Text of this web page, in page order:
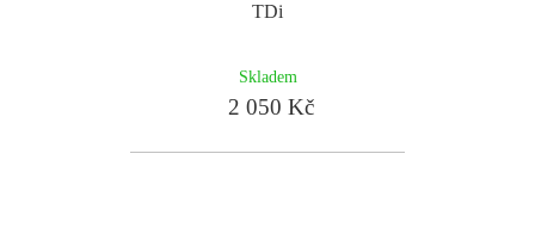
TDi
Skladem
2 050 Kč